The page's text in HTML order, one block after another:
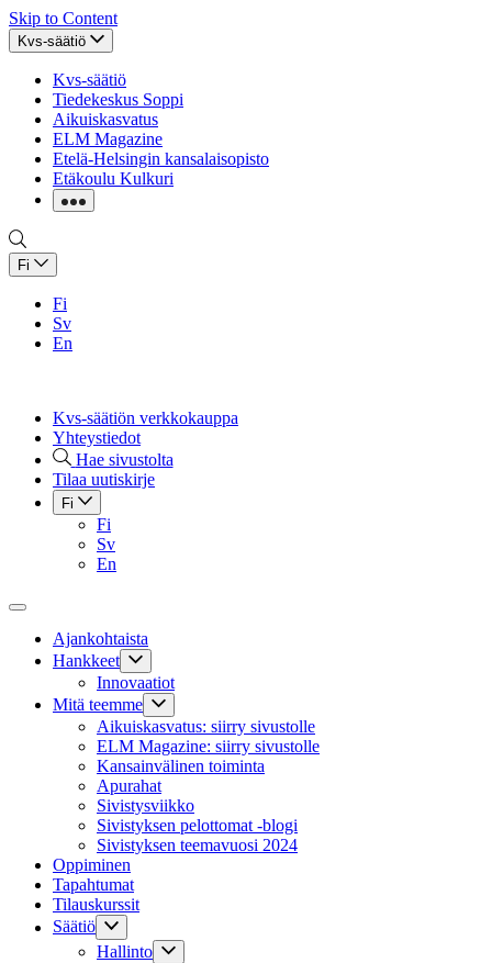
Skip to Content
Kvs-säätiö
Kvs-säätiö
Tiedekeskus Soppi
Aikuiskasvatus
ELM Magazine
Etelä-Helsingin kansalaisopisto
Etäkoulu Kulkuri
Fi
Fi
Sv
En
Kvs-säätiön verkkokauppa
Yhteystiedot
Hae sivustolta
Tilaa uutiskirje
Fi
Fi
Sv
En
Ajankohtaista
Hankkeet
Innovaatiot
Mitä teemme
Aikuiskasvatus: siirry sivustolle
ELM Magazine: siirry sivustolle
Kansainvälinen toiminta
Apurahat
Sivistysviikko
Sivistyksen pelottomat -blogi
Sivistyksen teemavuosi 2024
Oppiminen
Tapahtumat
Tilauskurssit
Säätiö
Hallinto